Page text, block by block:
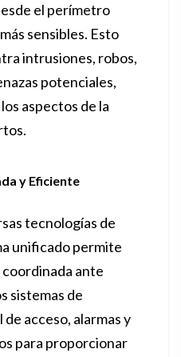
el perímetro
sensibles. Esto
intrusiones, robos,
potenciales,
aspectos de la
y Eficiente
tecnologías de
unificado permite
ante
sistemas de
acceso, alarmas y
para proporcionar